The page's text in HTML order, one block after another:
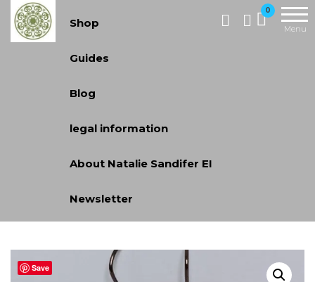
Skip
Jewellery
and Gifts |
cadeaux
faits à la
main
0
Menu
Shop
Guides
Blog
legal information
About Natalie Sandifer EI
Newsletter
Save